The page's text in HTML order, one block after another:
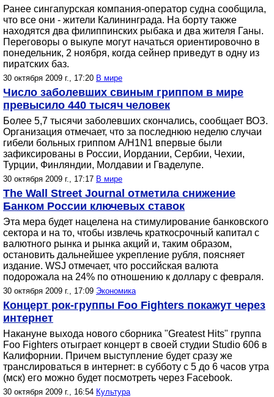
Ранее сингапурская компания-оператор судна сообщила,
что все они - жители Калининграда. На борту также
находятся два филиппинских рыбака и два жителя Ганы.
Переговоры о выкупе могут начаться ориентировочно в
понедельник, 2 ноября, когда сейнер приведут в одну из
пиратских баз.
30 октября 2009 г., 17:20 В мире
Число заболевших свиным гриппом в мире
превысило 440 тысяч человек
Более 5,7 тысячи заболевших скончались, сообщает ВОЗ.
Организация отмечает, что за последнюю неделю случаи
гибели больных гриппом А/H1N1 впервые были
зафиксированы в России, Иордании, Сербии, Чехии,
Турции, Финляндии, Молдавии и Гваделупе.
30 октября 2009 г., 17:17 В мире
The Wall Street Journal отметила снижение
Банком России ключевых ставок
Эта мера будет нацелена на стимулирование банковского
сектора и на то, чтобы извлечь краткосрочный капитал с
валютного рынка и рынка акций и, таким образом,
остановить дальнейшее укрепление рубля, поясняет
издание. WSJ отмечает, что российская валюта
подорожала на 24% по отношению к доллару с февраля.
30 октября 2009 г., 17:09 Экономика
Концерт рок-группы Foo Fighters покажут через
интернет
Накануне выхода нового сборника "Greatest Hits" группа
Foo Fighters отыграет концерт в своей студии Studio 606 в
Калифорнии. Причем выступление будет сразу же
транслироваться в интернет: в субботу с 5 до 6 часов утра
(мск) его можно будет посмотреть через Facebook.
30 октября 2009 г., 16:54 Культура